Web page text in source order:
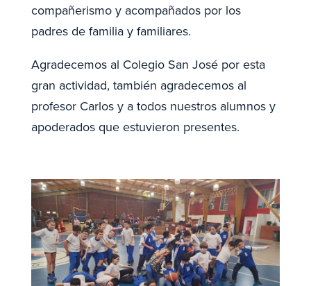
compañerismo y acompañados por los
padres de familia y familiares.
Agradecemos al Colegio San José por esta
gran actividad, también agradecemos al
profesor Carlos y a todos nuestros alumnos y
apoderados que estuvieron presentes.